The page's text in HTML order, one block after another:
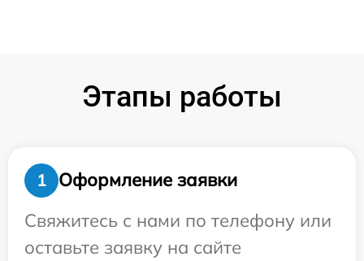
Этапы работы
1
Оформление заявки
Свяжитесь с нами по телефону или
оставьте заявку на сайте